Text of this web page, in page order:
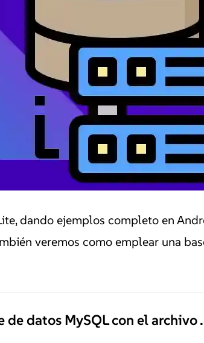
dando ejemplos completo en
veremos como emplear una
de datos MySQL con el archivo